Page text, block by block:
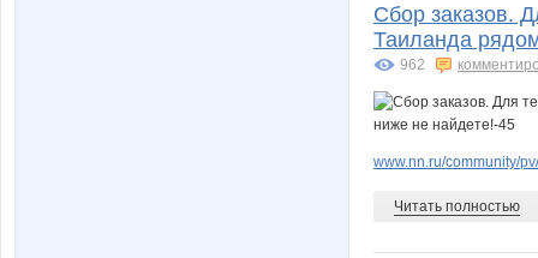
Сбор заказов.
Таиланда
962
www.nn.ru/community/
Читать полностью